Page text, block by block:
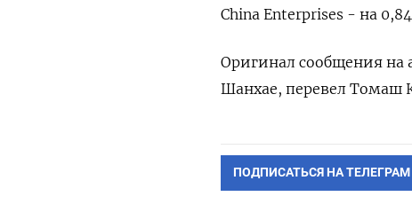
China Enterprises - на
Оригинал сообщения на
Шанхае, перевел Томаш
ПОДПИСАТЬСЯ НА ТЕЛЕГРАМ